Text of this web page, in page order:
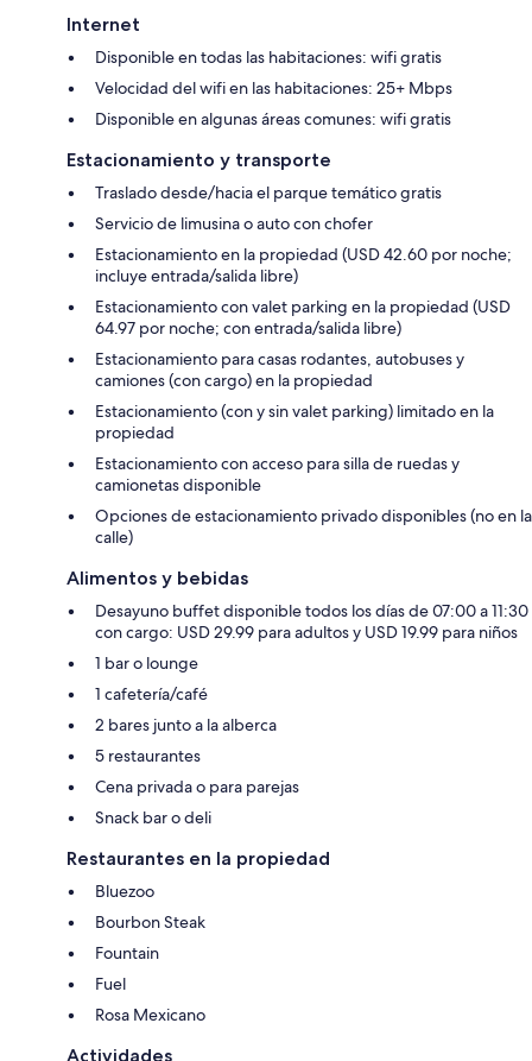
Internet
Disponible en todas las habitaciones: wifi gratis
Velocidad del wifi en las habitaciones: 25+ Mbps
Disponible en algunas áreas comunes: wifi gratis
Estacionamiento y transporte
Traslado desde/hacia el parque temático gratis
Servicio de limusina o auto con chofer
Estacionamiento en la propiedad (USD 42.60 por noche;
incluye entrada/salida libre)
Estacionamiento con valet parking en la propiedad (USD
64.97 por noche; con entrada/salida libre)
Estacionamiento para casas rodantes, autobuses y
camiones (con cargo) en la propiedad
Estacionamiento (con y sin valet parking) limitado en la
propiedad
Estacionamiento con acceso para silla de ruedas y
camionetas disponible
Opciones de estacionamiento privado disponibles (no en la
calle)
Alimentos y bebidas
Desayuno buffet disponible todos los días de 07:00 a 11:30
con cargo: USD 29.99 para adultos y USD 19.99 para niños
1 bar o lounge
1 cafetería/café
2 bares junto a la alberca
5 restaurantes
Cena privada o para parejas
Snack bar o deli
Restaurantes en la propiedad
Bluezoo
Bourbon Steak
Fountain
Fuel
Rosa Mexicano
Actividades